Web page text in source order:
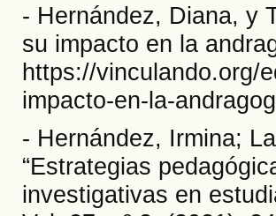
- Hernández, Diana, y
su impacto en la
https://vinculando.org/
impacto-en-la-
- Hernández, Irmina;
“Estrategias
investigativas en